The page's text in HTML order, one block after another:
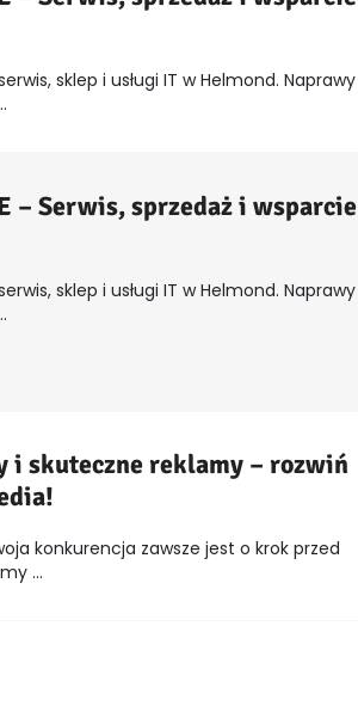
sklep i usługi IT w Helmond. Naprawy
– Serwis, sprzedaż i wsparcie
sklep i usługi IT w Helmond. Naprawy
i skuteczne reklamy – rozwiń
konkurencja zawsze jest o krok przed
...